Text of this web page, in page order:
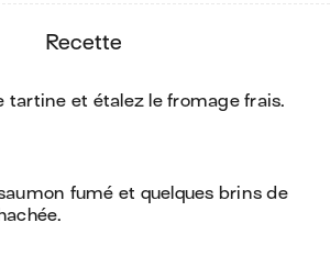
recette
tartine et étalez le fromage frais.
fumé et quelques brins de